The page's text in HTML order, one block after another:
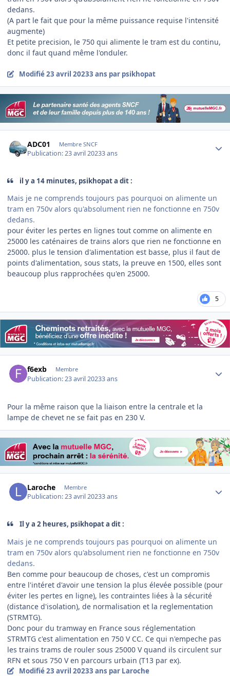
dedans.
(A part le fait que pour la même puissance requise l'intensité
augmente)
Et petite precision, le 750 qui alimente le tram est du continu,
donc il faut quand même l'onduler.
Modifié23 avril 20233 ans par psikhopat
ADC01 Membre SNCF
Publication:23 avril 20233 ans
il y a 14 minutes, psikhopat a dit :
Mais je ne comprends toujours pas pourquoi on alimente un
tram en 750v alors qu'absolument rien ne fonctionne en 750v
dedans.
pour éviter les pertes en lignes tout comme on alimente en
25000 les caténaires de trains alors que rien ne fonctionne en
25000. plus le tension d'alimentation est basse, plus il faut de
points d'alimentation, sous stats, la preuve en 1500, elles sont
beaucoup plus rapprochées qu'en 25000.
5
f6exb Membre
Publication:23 avril 20233 ans
Pour la même raison que la liaison entre la centrale et la
lampe de chevet ne se fait pas en 230 V.
Laroche Membre
Publication:23 avril 20233 ans
Il y a 2 heures, psikhopat a dit :
Mais je ne comprends toujours pas pourquoi on alimente un
tram en 750v alors qu'absolument rien ne fonctionne en 750v
dedans.
Ben comme pour beaucoup de choses, c'est un compromis
entre l'intéret d'avoir une tension la plus élevée possible (pour
éviter les pertes en ligne), les contraintes liées à la sécurité
(distance d'isolation), de normalisation et la reglementation
(STRMTG).
Donc pour du tramway en France sous réglementation
STRMTG c'est alimentation en 750 V CC. Ce qui n'empeche pas
les trains trams de rouler sous 25000 V quand ils circulent sur
RFN et sous 750 V en parcours urbain (T13 par ex).
Modifié23 avril 20233 ans par Laroche